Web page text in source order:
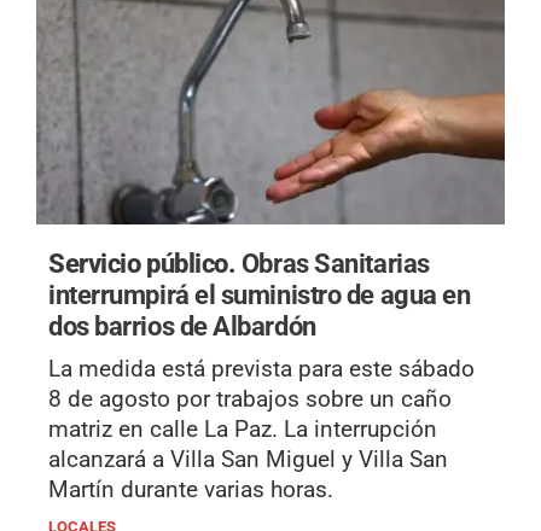
Servicio público. Obras Sanitarias
interrumpirá el suministro de agua en
dos barrios de Albardón
La medida está prevista para este sábado
8 de agosto por trabajos sobre un caño
matriz en calle La Paz. La interrupción
alcanzará a Villa San Miguel y Villa San
Martín durante varias horas.
LOCALES